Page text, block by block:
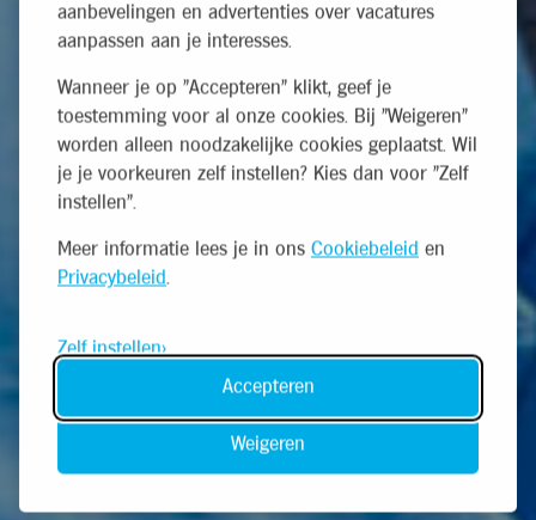
aanbevelingen en advertenties over vacatures
aanpassen aan je interesses.
Wanneer je op "Accepteren" klikt, geef je
toestemming voor al onze cookies. Bij "Weigeren"
worden alleen noodzakelijke cookies geplaatst. Wil
je je voorkeuren zelf instellen? Kies dan voor "Zelf
instellen".
Meer informatie lees je in ons Cookiebeleid en
Privacybeleid.
Zelf instellen
Weigeren
Accepteren